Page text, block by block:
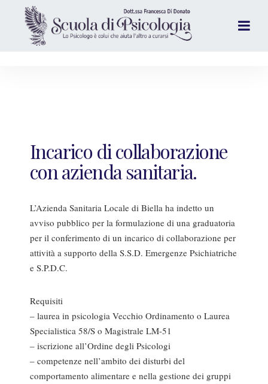
Incarico di collaborazione
con azienda sanitaria.
L’Azienda Sanitaria Locale di Biella ha indetto un
avviso pubblico per la formulazione di una graduatoria
per il conferimento di un incarico di collaborazione per
attività a supporto della S.S.D. Emergenze Psichiatriche
e S.P.D.C.
Requisiti
– laurea in psicologia Vecchio Ordinamento o Laurea
Specialistica 58/S o Magistrale LM-51
– iscrizione all’Ordine degli Psicologi
– competenze nell’ambito dei disturbi del
comportamento alimentare e nella gestione dei gruppi